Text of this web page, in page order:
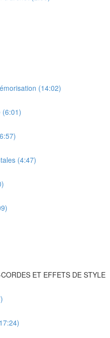
(14:02)
(6:01)
(4:47)
ET EFFETS DE STYLE